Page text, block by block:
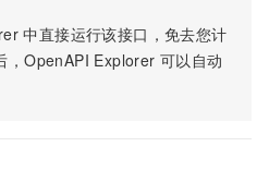
中直接运行该接口，免去您计
，OpenAPI Explorer 可以自动